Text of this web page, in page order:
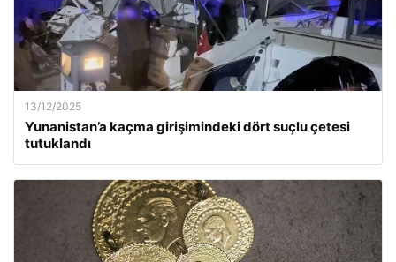
13/12/2025
Yunanistan’a kaçma girişimindeki dört suçlu çetesi
tutuklandı